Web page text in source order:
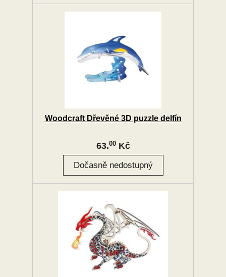
Woodcraft Dřevěné 3D puzzle delfín
63.00Kč